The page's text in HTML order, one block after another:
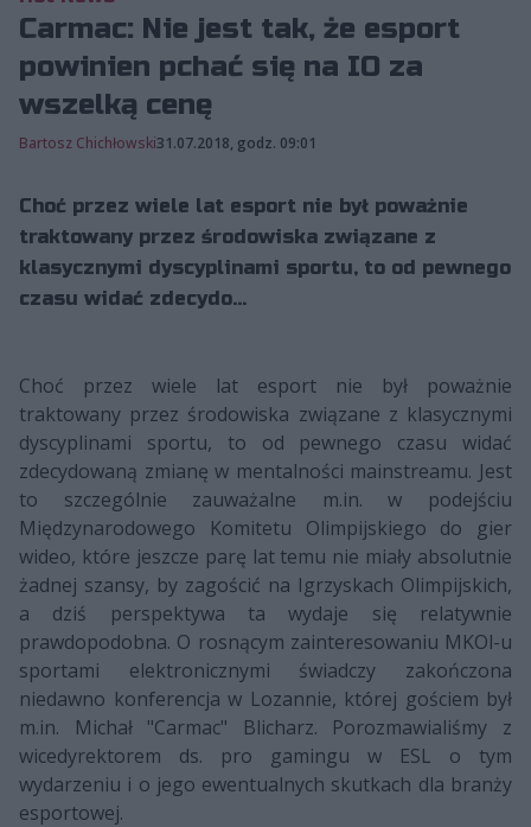
Carmac: Nie jest tak, że esport
powinien pchać się na IO za
wszelką cenę
Bartosz Chichłowski31.07.2018, godz. 09:01
Choć przez wiele lat esport nie był poważnie
traktowany przez środowiska związane z
klasycznymi dyscyplinami sportu, to od pewnego
czasu widać zdecydo...
Choć przez wiele lat esport nie był poważnie
traktowany przez środowiska związane z klasycznymi
dyscyplinami sportu, to od pewnego czasu widać
zdecydowaną zmianę w mentalności mainstreamu. Jest
to szczególnie zauważalne m.in. w podejściu
Międzynarodowego Komitetu Olimpijskiego do gier
wideo, które jeszcze parę lat temu nie miały absolutnie
żadnej szansy, by zagościć na Igrzyskach Olimpijskich,
a dziś perspektywa ta wydaje się relatywnie
prawdopodobna. O rosnącym zainteresowaniu MKOl-u
sportami elektronicznymi świadczy zakończona
niedawno konferencja w Lozannie, której gościem był
m.in. Michał "Carmac" Blicharz. Porozmawialiśmy z
wicedyrektorem ds. pro gamingu w ESL o tym
wydarzeniu i o jego ewentualnych skutkach dla branży
esportowej.